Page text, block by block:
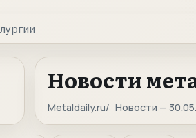
Новости
Metaldaily.ru Новости —